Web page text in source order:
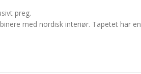
preg.
med nordisk interiør. Tapetet har en